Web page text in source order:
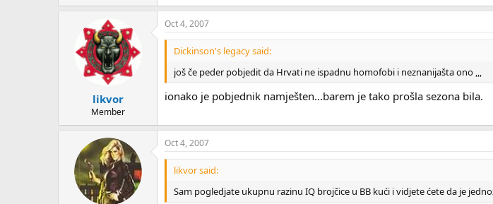
likvor
Member
Oct 4, 2007
Dickinson's legacy said:
još če peder pobjedit da Hrvati ne ispadnu homofobi i neznanijašta ono ,,,
ionako je pobjednik namješten...barem je tako prošla sezona bila.
Oct 4, 2007
likvor said:
Sam pogledjate ukupnu razinu IQ brojčice u BB kući i vidjete ćete da je